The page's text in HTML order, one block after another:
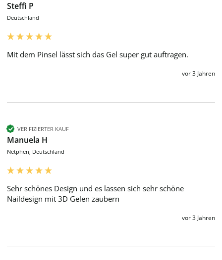
Steffi P
Deutschland
Mit dem Pinsel lässt sich das Gel super gut auftragen.
vor 3 Jahren
VERIFIZIERTER KAUF
Manuela H
Netphen, Deutschland
Sehr schönes Design und es lassen sich sehr schöne
Naildesign mit 3D Gelen zaubern
vor 3 Jahren